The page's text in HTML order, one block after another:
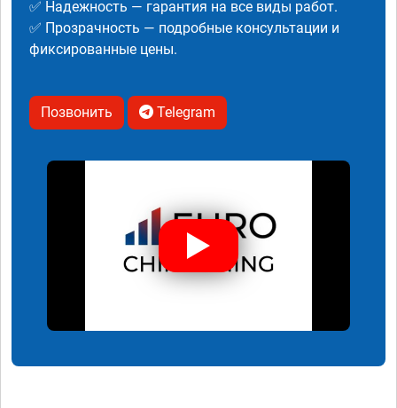
✅ Надежность — гарантия на все виды работ.
✅ Прозрачность — подробные консультации и
фиксированные цены.
Позвонить Telegram